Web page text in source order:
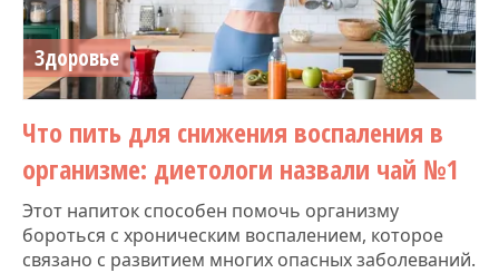
Здоровье
Что пить для снижения воспаления в
организме: диетологи назвали чай №1
Этот напиток способен помочь организму
бороться с хроническим воспалением, которое
связано с развитием многих опасных заболеваний.